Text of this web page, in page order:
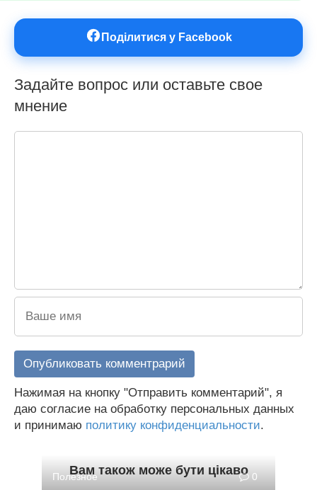
Поділитися у Facebook
Задайте вопрос или оставьте свое
мнение
Нажимая на кнопку "Отправить комментарий", я
даю согласие на обработку персональных данных
и принимаю политику конфиденциальности.
Вам також може бути цікаво
Полезное 0